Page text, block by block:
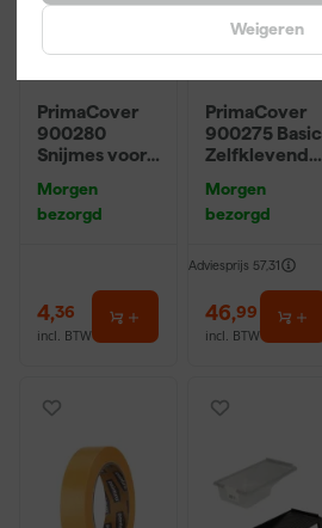
Weigeren
PrimaCover
900280
Snijmes voor
afdekvlies
Morgen
bezorgd
4,36
incl. BTW
PrimaCover
900275 Basic
Zelfklevend
25 x 1m
Morgen
bezorgd
Adviesprijs 57,31
46,99
incl. BTW